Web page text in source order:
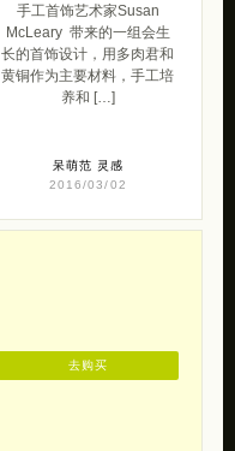
手工首饰艺术家Susan
McLeary 带来的一组会生
长的首饰设计，用多肉君和
黄铜作为主要材料，手工培
养和 […]
呆萌范 灵感
2016/03/02
去购买